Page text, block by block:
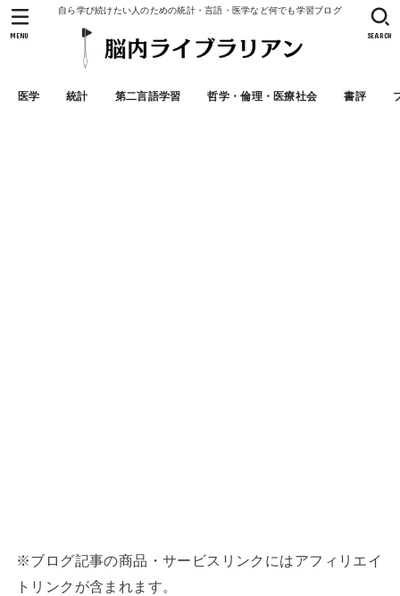
自ら学び続けたい人のための統計・言語・医学など何でも学習ブログ
医学 統計 第二言語学習 哲学・倫理・医療社会 書評
SEARCH
MENU
※ブログ記事の商品・サービスリンクにはアフィリエイ
トリンクが含まれます。